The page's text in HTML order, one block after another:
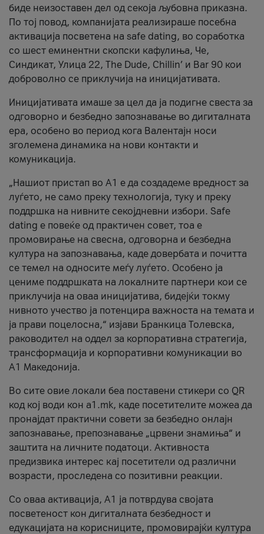
биде неизоставен дел од секоја љубовна приказна.
По тој повод, компанијата реализираше посебна
активација посветена на safe dating, во соработка
со шест еминентни скопски кафулиња, Че,
Синдикат, Улица 22, The Dude, Chillin’ и Bar 90 кои
доброволно се приклучија на иницијативата.
Иницијативата имаше за цел да ја подигне свеста за
одговорно и безбедно запознавање во дигиталната
ера, особено во период кога Валентајн носи
зголемена динамика на нови контакти и
комуникација.
„Нашиот пристап во А1 е да создадеме вредност за
луѓето, не само преку технологија, туку и преку
поддршка на нивните секојдневни избори. Safe
dating е повеќе од практичен совет, тоа е
промовирање на свесна, одговорна и безбедна
култура на запознавања, каде довербата и почитта
се темел на односите меѓу луѓето. Особено ја
цениме поддршката на локалните партнери кои се
приклучија на оваа иницијатива, бидејќи токму
нивното учество ја потенцира важноста на темата и
ја прави поцелосна,“ изјави Бранкица Толевска,
раководител на оддел за корпоративна стратегија,
трансформација и корпоративни комуникации во
А1 Македонија.
Во сите овие локали беа поставени стикери со QR
код кој води кон a1.mk, каде посетителите можеа да
пронајдат практични совети за безбедно онлајн
запознавање, препознавање „црвени знамиња“ и
заштита на личните податоци. Активноста
предизвика интерес кај посетители од различни
возрасти, проследена со позитивни реакции.
Со оваа активација, А1 ја потврдува својата
посветеност кон дигиталната безбедност и
едукацијата на корисниците, промовирајќи култура